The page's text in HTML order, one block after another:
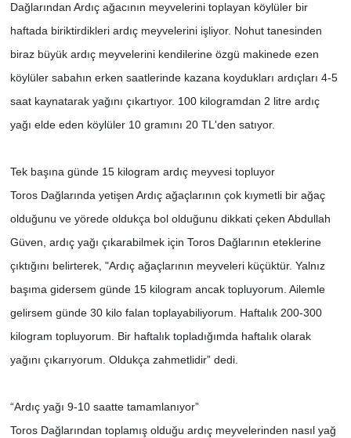
Dağlarından Ardıç ağacının meyvelerini toplayan köylüler bir
haftada biriktirdikleri ardıç meyvelerini işliyor. Nohut tanesinden
biraz büyük ardıç meyvelerini kendilerine özgü makinede ezen
köylüler sabahın erken saatlerinde kazana koydukları ardıçları 4-5
saat kaynatarak yağını çıkartıyor. 100 kilogramdan 2 litre ardıç
yağı elde eden köylüler 10 gramını 20 TL'den satıyor.
Tek başına günde 15 kilogram ardıç meyvesi topluyor
Toros Dağlarında yetişen Ardıç ağaçlarının çok kıymetli bir ağaç
olduğunu ve yörede oldukça bol olduğunu dikkati çeken Abdullah
Güven, ardıç yağı çıkarabilmek için Toros Dağlarının eteklerine
çıktığını belirterek, "Ardıç ağaçlarının meyveleri küçüktür. Yalnız
başıma gidersem günde 15 kilogram ancak topluyorum. Ailemle
gelirsem günde 30 kilo falan toplayabiliyorum. Haftalık 200-300
kilogram topluyorum. Bir haftalık topladığımda haftalık olarak
yağını çıkarıyorum. Oldukça zahmetlidir” dedi.
“Ardıç yağı 9-10 saatte tamamlanıyor”
Toros Dağlarından toplamış olduğu ardıç meyvelerinden nasıl yağ